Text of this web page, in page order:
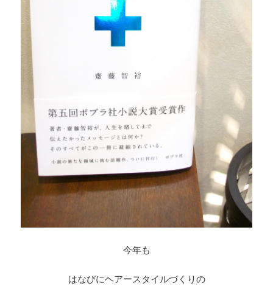
今年も
はなびにヘアースタイルづくりの